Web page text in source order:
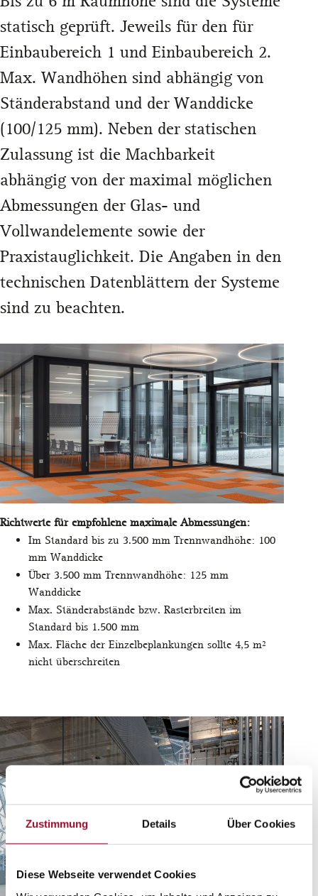
Zustimmung Details Über Cookies
Diese Webseite verwendet Cookies
statisch geprüft. Jeweils für den für
Einbaubereich 1 und Einbaubereich 2.
Max. Wandhöhen sind abhängig von
Ständerabstand und der Wanddicke
(100/125 mm). Neben der statischen
Zulassung ist die Machbarkeit
abhängig von der maximal möglichen
Abmessungen der Glas- und
Vollwandelemente sowie der
Praxistauglichkeit. Die Angaben in den
technischen Datenblättern der Systeme
sind zu beachten.
Richtwerte für empfohlene maximale Abmessungen:
Im Standard bis zu 3.500 mm Trennwandhöhe: 100
mm Wanddicke
Über 3.500 mm Trennwandhöhe: 125 mm
Wanddicke
Max. Ständerabstände bzw. Rasterbreiten im
Standard bis 1.500 mm
Max. Fläche der Einzelbeplankungen sollte 4,5 m²
nicht überschreiten